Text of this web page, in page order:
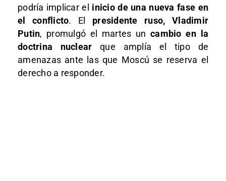
podría implicar el inicio de una nueva fase en
el conflicto. El presidente ruso, Vladimir
Putin, promulgó el martes uncambio en la
doctrina nuclear que amplía el tipo de
amenazas ante las que Moscú se reserva el
derecho a responder.